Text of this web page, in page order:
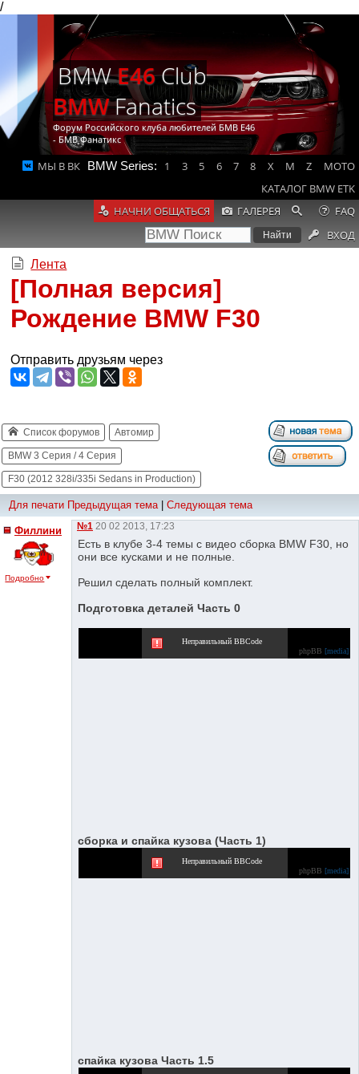
/
BMWE46Club
BMWFanatics
Форум Российского клуба любителей БМВ Е46
- БМВ Фанатикс
МЫ В ВК BMW Series: 1 3 5 6 7 8 X M Z
MOTO
КАТАЛОГ BMW ETK
НАЧНИ ОБЩАТЬСЯ
ГАЛЕРЕЯ
FAQ
ВХОД
Лента
[Полная версия]
Рождение BMW F30
Отправить друзьям через
Список форумов Автомир
BMW 3 Серия / 4 Серия
F30 (2012 328i/335i Sedans in Production)
Для печати Предыдущая тема| Следующая тема
Филлини
Подробно
№1 20 02 2013, 17:23
Есть в клубе 3-4 темы с видео сборка BMW F30, но
они все кусками и не полные.
Решил сделать полный комплект.
Подготовка деталей Часть 0
Неправильный BBCode
phpBB[media]
сборка и спайка кузова (Часть 1)
Неправильный BBCode
phpBB[media]
спайка кузова Часть 1.5